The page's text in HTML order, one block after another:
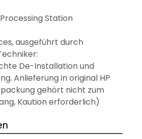
Processing Station
ausgeführt durch
De-Installation und
Anlieferung in original HP
gehört nicht zum
Kaution erforderlich)